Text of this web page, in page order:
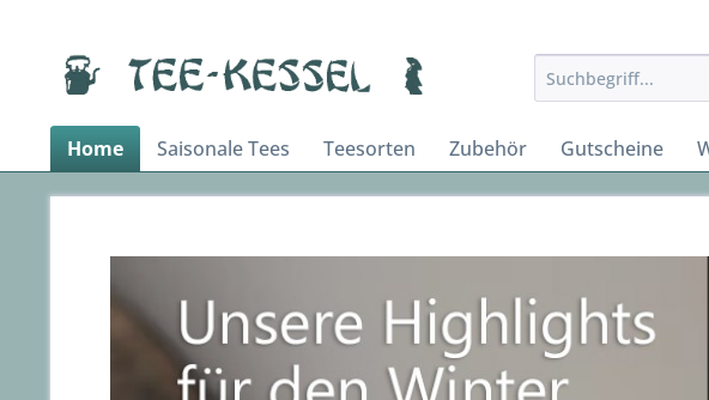
Home Saisonale Tees Teesorten Zubehör Gutscheine